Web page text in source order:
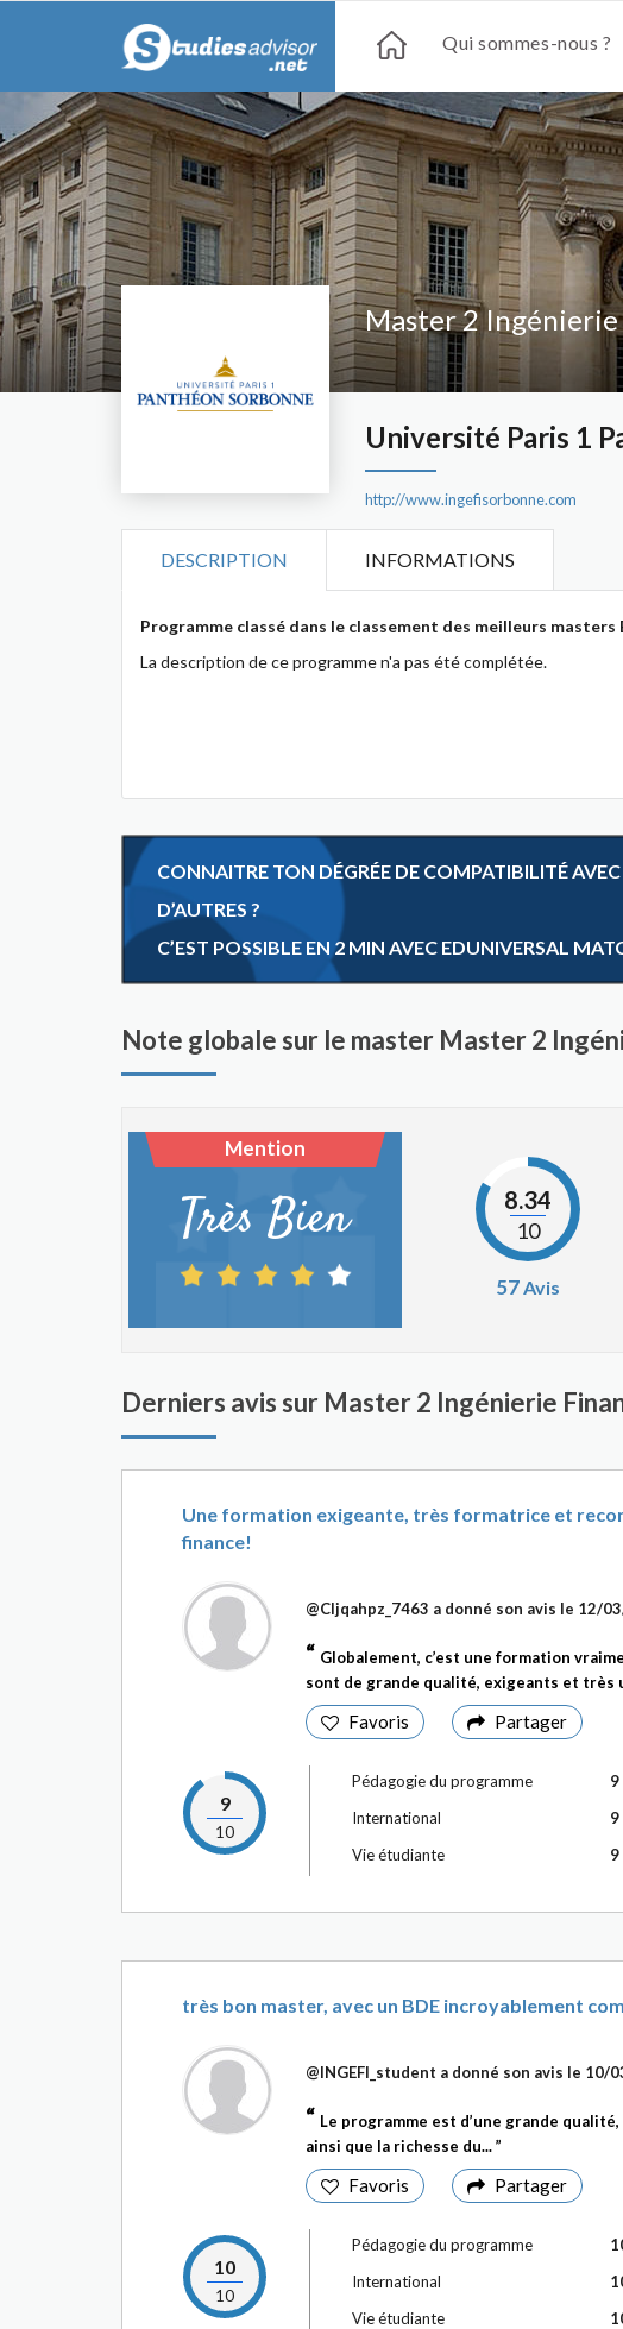
Qui sommes-nous ?
Master 2
Université Paris 1
http://www.ingefisorbonne.com
DESCRIPTION INFORMATIONS
Programme classé dans le classement des meilleurs masters
La description de ce programme n'a pas été complétée.
CONNAITRE TON DÉGRÉE DE COMPATIBILITÉ
D’AUTRES ?
C’EST POSSIBLE EN 2 MIN AVEC EDUNIVERSAL
Note globale sur le master Master 2
Mention
Très Bien 8.34
10
57 Avis
Derniers avis sur Master 2 Ingénierie
Une formation exigeante, très formatrice et
finance!
@Cljqahpz_7463 a donné son avis le 12/
Globalement, c’est une formation
sont de grande qualité, exigeants et très
Favoris Partager
9
10
Pédagogie du programme
9
International
9
Vie étudiante
9
très bon master, avec un BDE incroyablement
@INGEFI_student a donné son avis le 10/
Le programme est d’une grande
ainsi que la richesse du...
Favoris Partager
10
10
Pédagogie du programme
International
Vie étudiante